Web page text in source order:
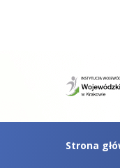
Strona